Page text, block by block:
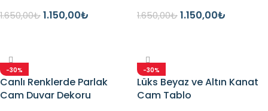
1.650,00₺ 1.150,00₺ 1.650,00₺ 1.150,00₺
-30%
Canlı Renklerde Parlak
Cam Duvar Dekoru
-30%
Lüks Beyaz ve Altın Kanat
Cam Tablo